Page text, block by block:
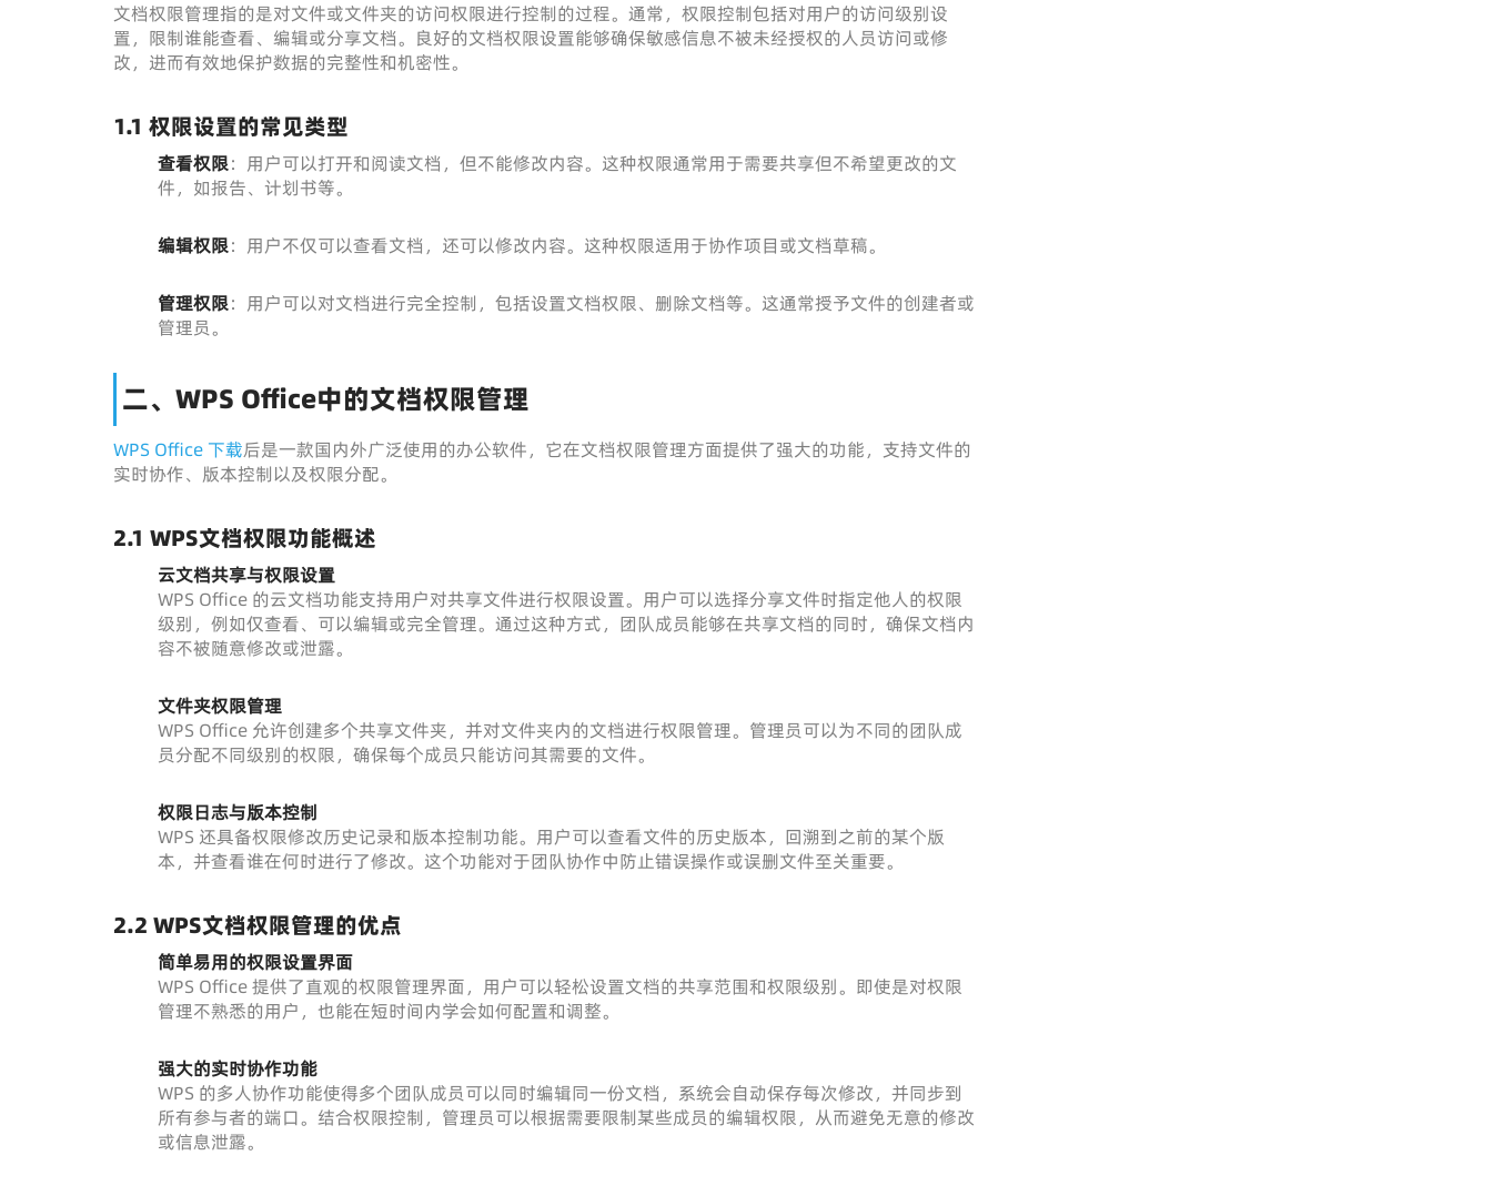
文档权限管理指的是对文件或文件夹的访问权限进行控制的过程。通常，权限控制包括对用户的访问级别设
置，限制谁能查看、编辑或分享文档。良好的文档权限设置能够确保敏感信息不被未经授权的人员访问或修
改，进而有效地保护数据的完整性和机密性。
1.1 权限设置的常见类型
查看权限：用户可以打开和阅读文档，但不能修改内容。这种权限通常用于需要共享但不希望更改的文
件，如报告、计划书等。
编辑权限：用户不仅可以查看文档，还可以修改内容。这种权限适用于协作项目或文档草稿。
管理权限：用户可以对文档进行完全控制，包括设置文档权限、删除文档等。这通常授予文件的创建者或
管理员。
二、WPS Office中的文档权限管理
WPS Office 下载后是一款国内外广泛使用的办公软件，它在文档权限管理方面提供了强大的功能，支持文件的
实时协作、版本控制以及权限分配。
2.1 WPS文档权限功能概述
云文档共享与权限设置
WPS Office 的云文档功能支持用户对共享文件进行权限设置。用户可以选择分享文件时指定他人的权限
级别，例如仅查看、可以编辑或完全管理。通过这种方式，团队成员能够在共享文档的同时，确保文档内
容不被随意修改或泄露。
文件夹权限管理
WPS Office 允许创建多个共享文件夹，并对文件夹内的文档进行权限管理。管理员可以为不同的团队成
员分配不同级别的权限，确保每个成员只能访问其需要的文件。
权限日志与版本控制
WPS 还具备权限修改历史记录和版本控制功能。用户可以查看文件的历史版本，回溯到之前的某个版
本，并查看谁在何时进行了修改。这个功能对于团队协作中防止错误操作或误删文件至关重要。
2.2 WPS文档权限管理的优点
简单易用的权限设置界面
WPS Office 提供了直观的权限管理界面，用户可以轻松设置文档的共享范围和权限级别。即使是对权限
管理不熟悉的用户，也能在短时间内学会如何配置和调整。
强大的实时协作功能
WPS 的多人协作功能使得多个团队成员可以同时编辑同一份文档，系统会自动保存每次修改，并同步到
所有参与者的端口。结合权限控制，管理员可以根据需要限制某些成员的编辑权限，从而避免无意的修改
或信息泄露。